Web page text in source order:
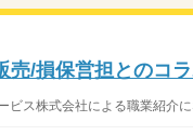
売/損保営担とのコ
ス株式会社による職業紹介